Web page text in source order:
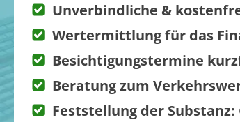
Unverbindliche &
Wertermittlung für das
Besichtigungstermine
Beratung zum
Feststellung der Substanz: